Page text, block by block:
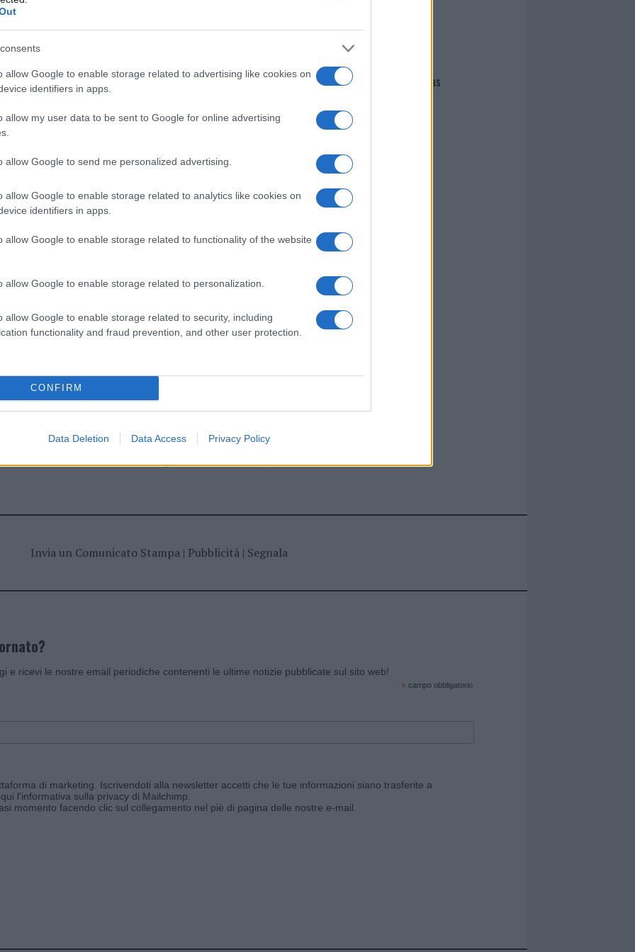
allow Google to enable storage related to advertising like cookies on
identifiers in apps.
allow my user data to be sent to Google for online advertising
allow Google to send me personalized advertising.
allow Google to enable storage related to analytics like cookies on
identifiers in apps.
allow Google to enable storage related to functionality of the website
allow Google to enable storage related to personalization.
allow Google to enable storage related to security, including
functionality and fraud prevention, and other user protection.
CONFIRM
Data Deletion Data Access Privacy Policy
nella sezioneLogindal menù del sito o
i tuoi video e le tue foto
+39 345 356 7512
di GalluraOggi.it
news daGoogle News
Prossimo articolo
Giovannimaria Cabras
Invia un Comunicato Stampa| Pubblicità| Segnala
e ricevi le nostre email periodiche contenenti le ultime notizie pubblicate sul sito web!
* campo obbligatorio
di marketing. Iscrivendoti alla newsletter accetti che le tue informazioni siano trasferite a
l'informativa sulla privacy di Mailchimp
momento facendo clic sul collegamento nel piè di pagina delle nostre e-mail.